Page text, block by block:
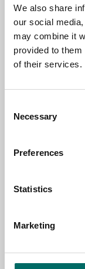
We also share
our social
may combine it
provided to
of their services.
Selection
Necessary
Preferences
Statistics
Marketing
Contact us
TOPIC
MESSAGE (written in